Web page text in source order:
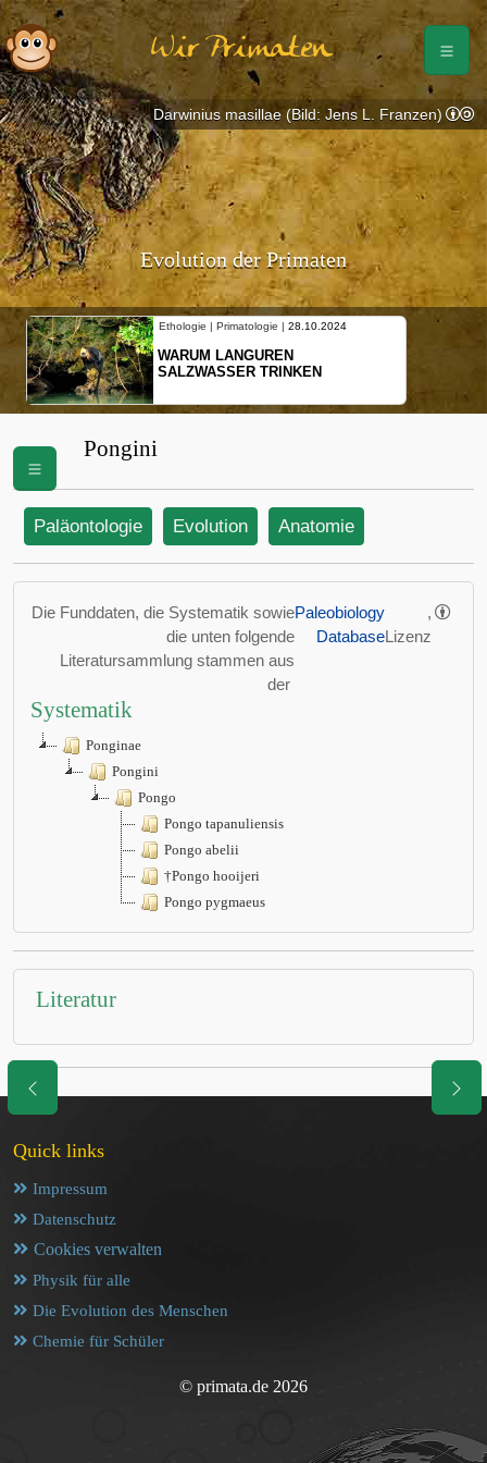
Wir Primaten
Evolution der Primaten
Ethologie | Primatologie | 28.10.2024
WARUM LANGUREN
SALZWASSER TRINKEN
Darwinius masillae (Bild: Jens L. Franzen)
Pongini
Paläontologie Evolution Anatomie
Die Funddaten, die Systematik sowie
die unten folgende
Literatursammlung stammen aus
der
Paleobiology
Database
,
Lizenz
Systematik
Ponginae
Pongini
Pongo
Pongo tapanuliensis
Pongo abelii
†Pongo hooijeri
Pongo pygmaeus
Literatur
Quick links
Impressum
Datenschutz
Cookies verwalten
Physik für alle
Die Evolution des Menschen
Chemie für Schüler
© primata.de 2026